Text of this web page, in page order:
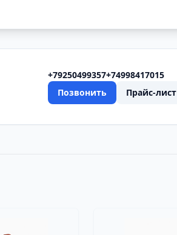
+79250499357+74998417015
Позвонить
Прайс-лист